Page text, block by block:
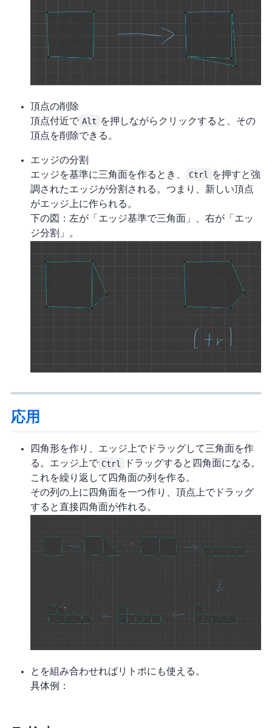
頂点の削除
頂点付近で Alt を押しながらクリックすると、その
頂点を削除できる。
エッジの分割
エッジを基準に三角面を作るとき、
Ctrl
を押すと強
調されたエッジが分割される。つまり、新しい頂点
がエッジ上に作られる。
下の図：左が「エッジ基準で三角面」、右が「エッ
ジ分割」。
応用
四角形を作り、エッジ上でドラッグして三角面を作
る。エッジ上で Ctrl
ドラッグすると四角面になる。
これを繰り返して四角面の列を作る。
その列の上に四角面を一つ作り、頂点上でドラッグ
すると直接四角面が作れる。
Mirror と Shrinkwrap を組み合わせればリトポにも使える。
具体例：